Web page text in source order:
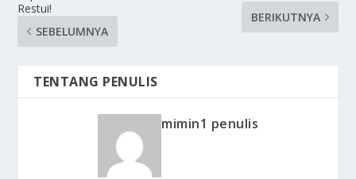
Restui!
SEBELUMNYA
BERIKUTNYA
TENTANG PENULIS
mimin1 penulis